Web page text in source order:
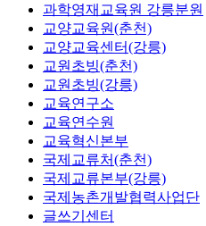
과학영재교육원 강릉분원
교양교육원(춘천)
교양교육센터(강릉)
교원초빙(춘천)
교원초빙(강릉)
교육연구소
교육연수원
교육혁신본부
국제교류처(춘천)
국제교류본부(강릉)
국제농촌개발협력사업단
글쓰기센터